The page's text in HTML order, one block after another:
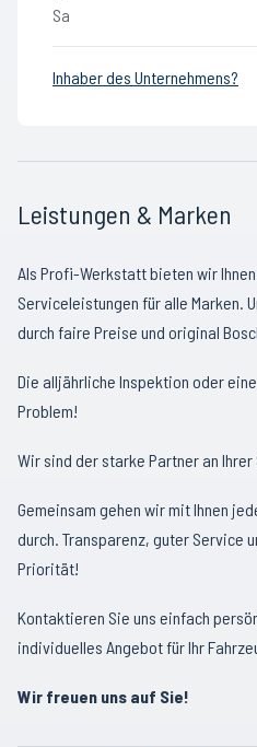
Sa
Inhaber des Unternehmens?
Leistungen & Marken
Als Profi-Werkstatt bieten wir
Serviceleistungen für alle Marken.
durch faire Preise und original
Die alljährliche Inspektion oder
Problem!
Wir sind der starke Partner an Ihrer
Gemeinsam gehen wir mit Ihnen
durch. Transparenz, guter Service
Priorität!
Kontaktieren Sie uns einfach
individuelles Angebot für Ihr
Wir freuen uns auf Sie!